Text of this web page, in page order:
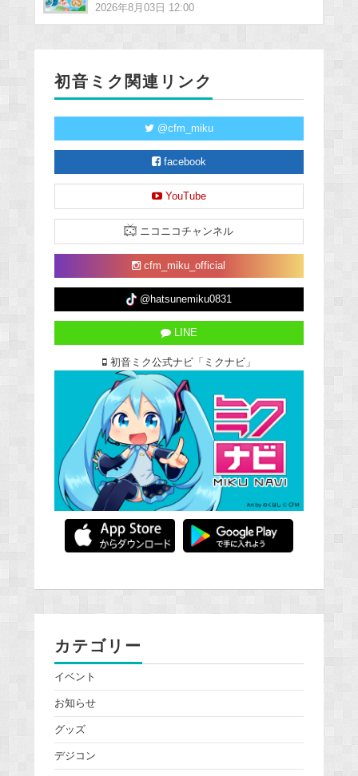
2026年8月03日 12:00
初音ミク関連リンク
@cfm_miku
facebook
YouTube
ニコニコチャンネル
cfm_miku_official
@hatsunemiku0831
LINE
初音ミク公式ナビ「ミクナビ」
カテゴリー
イベント
お知らせ
グッズ
デジコン